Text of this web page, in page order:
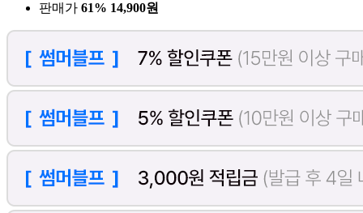
판매가 61% 14,900원